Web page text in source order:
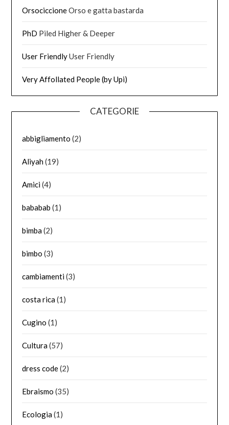
OrsociccioneOrso e gatta bastarda
PhD Piled Higher & Deeper
User FriendlyUser Friendly
Very Affollated People (by Upi)
CATEGORIE
abbigliamento (2)
Aliyah(19)
Amici(4)
bababab (1)
bimba(2)
bimbo (3)
cambiamenti(3)
costa rica(1)
Cugino (1)
Cultura(57)
dress code(2)
Ebraismo (35)
Ecologia(1)